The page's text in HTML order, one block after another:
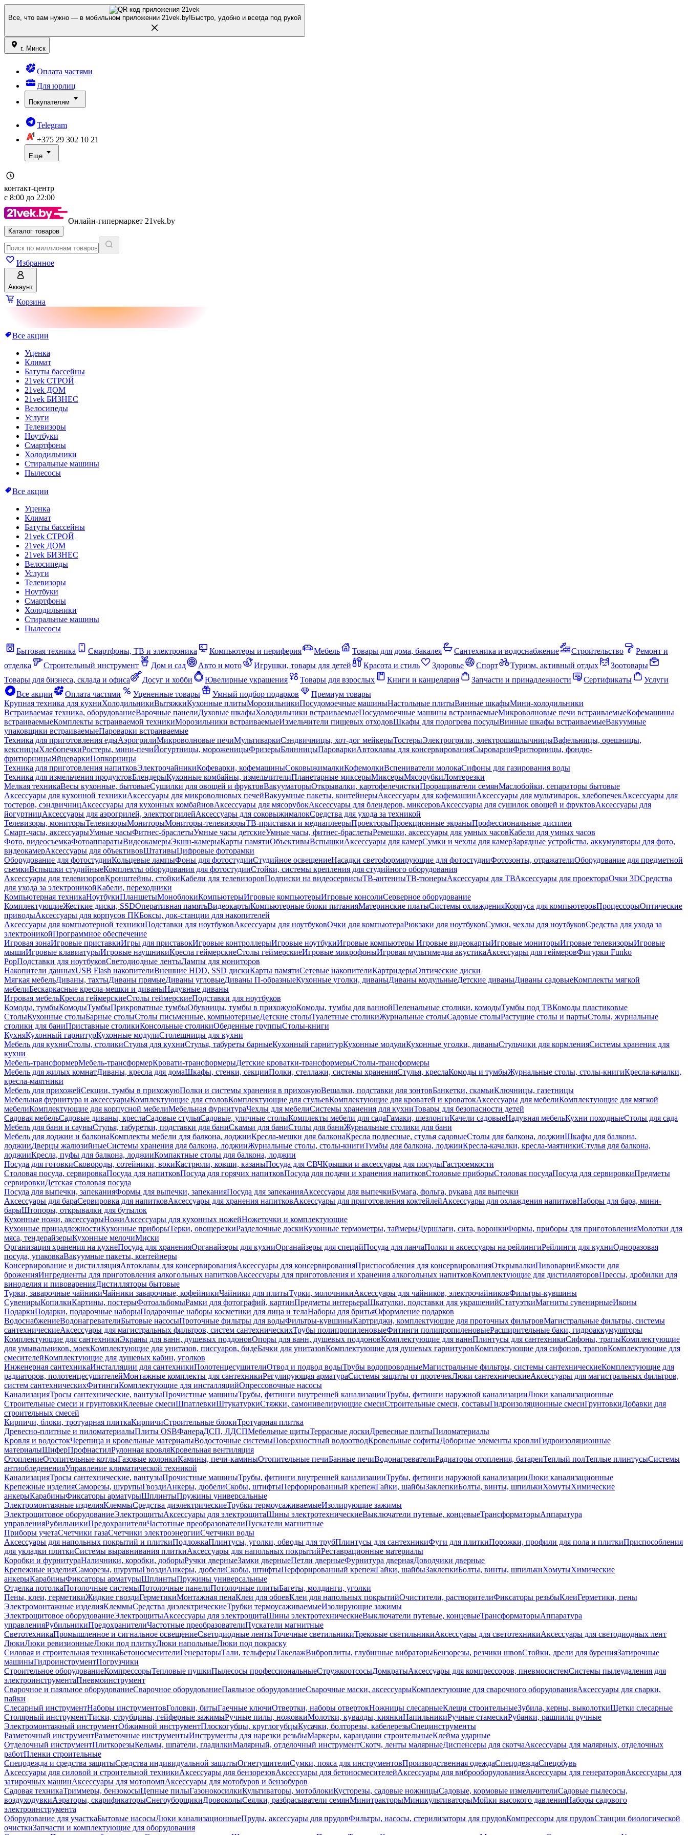
Все, что вам нужно — в мобильном приложении 21vek.by! Быстро, удобно и всегда под рукой
г. Минск
Оплата частями
Для юрлиц
Покупателям
Telegram
+375 29 302 10 21
Еще
контакт-центр
с 8:00 до 22:00
Онлайн-гипермаркет 21vek.by
Каталог товаров
Избранное
Аккаунт
Корзина
Все акции
Уценка
Климат
Батуты бассейны
21vek СТРОЙ
21vek ДОМ
21vek БИЗНЕС
Велосипеды
Услуги
Телевизоры
Ноутбуки
Смартфоны
Холодильники
Стиральные машины
Пылесосы
Все акции
Уценка
Климат
Батуты бассейны
21vek СТРОЙ
21vek ДОМ
21vek БИЗНЕС
Велосипеды
Услуги
Телевизоры
Ноутбуки
Смартфоны
Холодильники
Стиральные машины
Пылесосы
Бытовая техника Смартфоны, ТВ и электроника Компьютеры и периферия Мебель Товары для дома, бакалея Сантехника и водоснабжение Строительство
Ремонт и
отделка
Строительный инструмент Дом и сад Авто и мото Игрушки, товары для детей Красота и стиль Здоровье Спорт Туризм, активный отдых
Зоотовары
Товары для бизнеса, склада и офиса
Досуг и хобби Ювелирные украшения Товары для взрослых Книги и канцелярия Запчасти и принадлежности Сертификаты
Услуги
Все акции
Оплата частями Уцененные товары Умный подбор подарков
Премиум товары
Крупная техника для кухниХолодильникиВытяжкиКухонные плитыМорозильникиПосудомоечные машиныНастольные плитыВинные шкафыМини-холодильники
Встраиваемая техника, оборудованиеВарочные панелиДуховые шкафыХолодильники встраиваемыеПосудомоечные машины встраиваемыеМикроволновые печи встраиваемыеКофемашины
встраиваемыеКомплекты встраиваемой техникиМорозильники встраиваемыеИзмельчители пищевых отходовШкафы для подогрева посудыВинные шкафы встраиваемыеВакуумные
упаковщики встраиваемыеПароварки встраиваемые
Техника для приготовления едыАэрогрилиМикроволновые печиМультиваркиСэндвичницы, хот-дог мейкерыТостерыЭлектрогрили, электрошашлычницыВафельницы, орешницы,
кексницыХлебопечкиРостеры, мини-печиЙогуртницы, мороженицыФризерыБлинницыПароваркиАвтоклавы для консервированияСыроварниФритюрницы, фондю-
фритюрницыЯйцеваркиПопкорницы
Техника для приготовления напитковЭлектрочайникиКофеварки, кофемашиныСоковыжималкиКофемолкиВспениватели молокаСифоны для газирования воды
Техника для измельчения продуктовБлендерыКухонные комбайны, измельчителиПланетарные миксерыМиксерыМясорубкиЛомтерезки
Мелкая техникаВесы кухонные, бытовыеСушилки для овощей и фруктовВакууматорыОткрывалки, картофелечисткиПроращиватели семянМаслобойки, сепараторы бытовые
Аксессуары для кухонной техникиАксессуары для микроволновых печейВакуумные пакеты, контейнерыАксессуары для кофемашинАксессуары для мультиварок, хлебопечекАксессуары для
тостеров, сэндвичницАксессуары для кухонных комбайновАксессуары для мясорубокАксессуары для блендеров, миксеровАксессуары для сушилок овощей и фруктовАксессуары для
йогуртницАксессуары для аэрогрилей, электрогрилейАксессуары для соковыжималокСредства для ухода за техникой
Телевизоры, мониторыТелевизорыМониторыМониторы-телевизорыТВ-приставки и медиаплеерыПроекторыПроекционные экраныПрофессиональные дисплеи
Смарт-часы, аксессуарыУмные часыФитнес-браслетыУмные часы детскиеУмные часы, фитнес-браслетыРемешки, аксессуары для умных часовКабели для умных часов
Фото, видеосъемкаФотоаппаратыВидеокамерыЭкшн-камерыКарты памятиОбъективыВспышкиАксессуары для камерСумки и чехлы для камерЗарядные устройства, аккумуляторы для фото,
видеокамерАксессуары для объективовШтативыЦифровые фоторамки
Оборудование для фотостудииКольцевые лампыФоны для фотостудииСтудийное освещениеНасадки светоформирующие для фотостудииФотозонты, отражателиОборудование для предметной
съемкиВспышки студийныеКомплекты оборудования для фотостудииСтойки, системы крепления для студийного оборудования
Аксессуары для телевизоровКронштейны, стойкиКабели для телевизоровПодписки на видеосервисыТВ-антенныТВ-тюнерыАксессуары для ТВАксессуары для проектораОчки 3DСредства
для ухода за электроникойКабели, переходники
Компьютерная техникаНоутбукиПланшетыМоноблокиКомпьютерыИгровые компьютерыИгровые консолиСерверное оборудование
КомплектующиеЖесткие диски, SSDОперативная памятьВидеокартыКомпьютерные блоки питанияМатеринские платыСистемы охлажденияКорпуса для компьютеровПроцессорыОптические
приводыАксессуары для корпусов ПКБоксы, док-станции для накопителей
Аксессуары для компьютерной техникиПодставки для ноутбуковАксессуары для ноутбуковОчки для компьютераРюкзаки для ноутбуковСумки, чехлы для ноутбуковСредства для ухода за
электроникойПрограммное обеспечение
Игровая зонаИгровые приставкиИгры для приставокИгровые контроллерыИгровые ноутбукиИгровые компьютеры Игровые видеокартыИгровые мониторыИгровые телевизорыИгровые
мышиИгровые клавиатурыИгровые наушникиКресла геймерскиеСтолы геймерскиеИгровые микрофоныИгровая мультимедиа акустикаАксессуары для геймеровФигурки Funko
PopПодставки для ноутбуковСветодиодные лентыЛампы для мониторов
Накопители данныхUSB Flash накопителиВнешние HDD, SSD дискиКарты памятиСетевые накопителиКартридерыОптические диски
Мягкая мебельДиваны, тахтыДиваны прямыеДиваны угловыеДиваны П-образныеКухонные уголки, диваныДиваны модульныеДетские диваныДиваны садовыеКомплекты мягкой
мебелиБескаркасные кресла-мешки и диваныНадувные диваны
Игровая мебельКресла геймерскиеСтолы геймерскиеПодставки для ноутбуков
Комоды, тумбыКомодыТумбыПрикроватные тумбыОбувницы, тумбы в прихожуюКомоды, тумбы для ваннойПеленальные столики, комодыТумбы под ТВКомоды пластиковые
СтолыКухонные столыБарные столыСтолы письменные, компьютерныеДетские столыТуалетные столикиЖурнальные столыСадовые столыРастущие столы и партыСтолы, журнальные
столики для баниПриставные столикиКонсольные столикиОбеденные группыСтолы-книги
КухняКухонный гарнитурКухонные модулиСтолешницы для кухни
Мебель для кухниСтолы, столикиСтулья для кухниСтулья, табуреты барныеКухонный гарнитурКухонные модулиКухонные уголки, диваныСтульчики для кормленияСистемы хранения для
кухни
Мебель-трансформерМебель-трансформерКровати-трансформерыДетские кроватки-трансформерыСтолы-трансформеры
Мебель для жилых комнатДиваны, кресла для домаШкафы, стенки, секцииПолки, стеллажи, системы храненияСтулья, креслаКомоды и тумбыЖурнальные столы, столы-книгиКресла-качалки,
кресла-маятники
Мебель для прихожейСекции, тумбы в прихожуюПолки и системы хранения в прихожуюВешалки, подставки для зонтовБанкетки, скамьиКлючницы, газетницы
Мебельная фурнитура и аксессуарыКомплектующие для столовКомплектующие для стульевКомплектующие для кроватей и кроватокАксессуары для мебелиКомплектующие для мягкой
мебелиКомплектующие для корпусной мебелиМебельная фурнитураЧехлы для мебелиСистемы хранения для кухниТовары для безопасности детей
Садовая мебельСадовые диваны, креслаСадовые стульяСадовые, уличные столыКомплекты мебели для садаГамаки, шезлонгиКачели садовыеНадувная мебельКухни походныеСтолы для сада
Мебель для бани и сауныСтулья, табуретки, подставки для баниСкамьи для баниСтолы для баниЖурнальные столики для бани
Мебель для лоджии и балконаКомплекты мебели для балкона, лоджииКресла-мешки для балконаКресла подвесные, стулья садовыеСтолы для балкона, лоджииШкафы для балкона,
лоджииДверцы жалюзийныеСистемы хранения для балкона, лоджииЖурнальные столы, столы-книгиТумбы для балкона, лоджииКресла-качалки, кресла-маятникиСтулья для балкона,
лоджииКресла, пуфы для балкона, лоджииКомпактные столы для балкона, лоджии
Посуда для готовкиСковороды, сотейники, вокиКастрюли, ковши, казаныПосуда для СВЧКрышки и аксессуары для посудыГастроемкости
Столовая посуда, сервировкаПосуда для напитковПосуда для горячих напитковПосуда для подачи и хранения напитковСтоловые приборыСтоловая посудаПосуда для сервировкиПредметы
сервировкиДетская столовая посуда
Посуда для выпечки, запеканияФормы для выпечки, запеканияПосуда для запеканияАксессуары для выпечкиБумага, фольга, рукава для выпечки
Аксессуары для бараСервировка для напитковАксессуары для хранения напитковАксессуары для приготовления коктейлейАксессуары для охлаждения напитковНаборы для бара, мини-
барыШтопоры, открывалки для бутылок
Кухонные ножи, аксессуарыНожиАксессуары для кухонных ножейНожеточки и комплектующие
Кухонные принадлежностиКухонные приборыТерки, овощерезкиРазделочные доскиКухонные термометры, таймерыДуршлаги, сита, воронкиФормы, приборы для приготовленияМолотки для
мяса, тендерайзерыКухонные мелочиМиски
Организация хранения на кухнеПосуда для храненияОрганайзеры для кухниОрганайзеры для специйПосуда для ланчаПолки и аксессуары на рейлингиРейлинги для кухниОдноразовая
посуда, упаковкаВакуумные пакеты, контейнеры
Консервирование и дистилляцияАвтоклавы для консервированияАксессуары для консервированияПриспособления для консервированияОткрывалкиПивоварниЕмкости для
броженияИнгредиенты для приготовления алкогольных напитковАксессуары для приготовления и хранения алкогольных напитковКомплектующие для дистилляторовПрессы, дробилки для
виноделия и пивоваренияДистилляторы бытовые
Турки, заварочные чайникиЧайники заварочные, кофейникиЧайники для плитыТурки, молочникиАксессуары для чайников, электрочайниковФильтры-кувшины
СувенирыКопилкиКартины, постерыФотоальбомыРамки для фотографий, картинПредметы интерьераШкатулки, подставки для украшенийСтатуэткиМагниты сувенирныеИконы
ПодаркиПодарки, подарочные наборыПодарочные наборы косметики для лица и телаНаборы для бритьяОформление подарков
ВодоснабжениеВодонагревателиБытовые насосыПроточные фильтры для водыФильтры-кувшиныКартриджи, комплектующие для проточных фильтровМагистральные фильтры, системы
сантехническиеАксессуары для магистральных фильтров, систем сантехническихТрубы полипропиленовыеФитинги полипропиленовыеРасширительные баки, гидроаккумуляторы
Комплектующие для сантехникиЭкраны для ванн, душевых поддоновОпоры для ванн, душевых поддоновКомплектующие для ваннПлинтусы для сантехникиСифоны, трапыКомплектующие
для умывальников, моекКомплектующие для унитазов, писсуаров, бидеБачки для унитазовКомплектующие для душевых гарнитуровКомплектующие для сифонов, траповКомплектующие для
смесителейКомплектующие для душевых кабин, уголков
Инженерная сантехникаИнсталляции для сантехникиПолотенцесушителиОтвод и подвод водыТрубы водопроводныеМагистральные фильтры, системы сантехническиеКомплектующие для
радиаторов, полотенцесушителейМонтажные комплекты для сантехникиРегулирующая арматураСистемы защиты от протечекЛюки сантехническиеАксессуары для магистральных фильтров,
систем сантехническихФитингиКомплектующие для инсталляцийОпрессовочные насосы
КанализацияТросы сантехнические, вантузыПрочистные машиныТрубы, фитинги внутренней канализацииТрубы, фитинги наружной канализацииЛюки канализационные
Строительные смеси и грунтовкиКлеевые смесиШпатлевкиШтукатуркиСтяжки, самонивелирующие смесиСтроительные смеси, составыГидроизоляционные смесиГрунтовкиДобавки для
строительных смесей
Кирпичи, блоки, тротуарная плиткаКирпичиСтроительные блокиТротуарная плитка
Древесно-плитные и пиломатериалыПлиты OSBФанераДСП, ЛДСПМебельные щитыТеррасные доскиДревесные плитыПиломатериалы
Кровля и водостокЧерепица и кровельные материалыВодосточные системыПоверхностный водоотводКровельные софитыДоборные элементы кровлиГидроизоляционные
материалыШиферПрофнастилРулонная кровляКровельная вентиляция
ОтоплениеОтопительные котлыГазовые колонкиКамины, печи-каминыОтопительные печиБанные печиВодонагревателиРадиаторы отопления, батареиТеплый полТеплые плинтусыСистемы
антиобледененияУправление климатической техникой
КанализацияТросы сантехнические, вантузыПрочистные машиныТрубы, фитинги внутренней канализацииТрубы, фитинги наружной канализацииЛюки канализационные
Крепежные изделияСаморезы, шурупыГвоздиАнкеры, дюбелиСкобы, штифтыПерфорированный крепежГайки, шайбыЗаклепкиБолты, винты, шпилькиХомутыХимические
анкерыКарабиныФиксаторы арматурыШплинтыПружины универсальные
Электромонтажные изделияКлеммыСредства диэлектрическиеТрубки термоусаживаемыеИзолирующие зажимы
Электрощитовое оборудованиеЭлектрощитыАксессуары для электрощитаШины электротехническиеВыключатели путевые, концевыеТрансформаторыАппаратура
управленияРубильникиПредохранителиЧастотные преобразователиПускатели магнитные
Приборы учетаСчетчики газаСчетчики электроэнергииСчетчики воды
Аксессуары для напольных покрытий и плиткиПодложкаПлинтусы, уголки, обводы для трубПлинтусы для сантехникиФуги для плиткиПорожки, профили для пола и плиткиПриспособления
для укладки плиткиСистемы выравнивания плиткиАксессуары для напольных покрытийРеставрационные материалы
Коробки и фурнитураНаличники, коробки, доборыРучки дверныеЗамки дверныеПетли дверныеФурнитура двернаяДоводчики дверные
Крепежные изделияСаморезы, шурупыГвоздиАнкеры, дюбелиСкобы, штифтыПерфорированный крепежГайки, шайбыЗаклепкиБолты, винты, шпилькиХомутыХимические
анкерыКарабиныФиксаторы арматурыШплинтыПружины универсальные
Отделка потолкаПотолочные системыПотолочные панелиПотолочные плитыБагеты, молдинги, уголки
Пены, клеи, герметикиЖидкие гвоздиГерметикиМонтажная пенаКлеи для обоевКлеи для напольных покрытийОчистители, растворителиФиксаторы резьбыКлеиГерметики, пены
Электромонтажные изделияКлеммыСредства диэлектрическиеТрубки термоусаживаемыеИзолирующие зажимы
Электрощитовое оборудованиеЭлектрощитыАксессуары для электрощитаШины электротехническиеВыключатели путевые, концевыеТрансформаторыАппаратура
управленияРубильникиПредохранителиЧастотные преобразователиПускатели магнитные
СветотехникаПромышленное и сигнальное освещениеСветодиодные лентыТочечные светильникиТрековые светильникиАксессуары для светотехникиАксессуары для светодиодных лент
ЛюкиЛюки ревизионныеЛюки под плиткуЛюки напольныеЛюки под покраску
Силовая и строительная техникаБетоносмесителиГенераторыТали, тельферыТакелажВиброплиты, глубинные вибраторыБензорезы, резчики швовСтойки, дрели для буренияЗатирочные
машиныГидроинструментПогрузчики
Строительное оборудованиеКомпрессорыТепловые пушкиПылесосы профессиональныеСтружкоотсосыДомкратыАксессуары для компрессоров, пневмосистемСистемы пылеудаления для
электроинструментаПневмоинструмент
Сварочное и паяльное оборудованиеСварочное оборудованиеПаяльное оборудованиеСварочные маски, аксессуарыКомплектующие для сварочного оборудованияАксессуары для сварки,
пайки
Слесарный инструментНаборы инструментовГоловки, битыГаечные ключиОтвертки, наборы отвертокНожницы слесарныеКлещи строительныеЗубила, керны, выколоткиЩетки слесарные
Столярный инструментТиски, струбцины, гейферные зажимыРучные пилы, ножовкиМолотки, кувалды, киянкиНапильникиРучные стамескиРубанки, рашпили ручные
Электромонтажный инструментОбжимной инструментПлоскогубцы, круглогубцыКусачки, болторезы, кабелерезыСпецинструменты
Разметочный инструментРазметочные инструментыИнструменты для нарезки резьбыМаркеры, карандаши строительныеКлейма ударные
Отделочный инструментПлиткорезыКельмы, шпатели, гладилкиМалярный, отделочный инструментСкотч, ленты малярныеДиспенсеры для скотчаАксессуары для малярных, отделочных
работПленки строительные
Спецодежда и средства защитыСредства индивидуальной защитыОгнетушителиСумки, пояса для инструментовПроизводственная одеждаСпецодеждаСпецобувь
Аксессуары для силовой и строительной техникиАксессуары для бензорезовАксессуары для бетоносмесителейАксессуары для виброоборудованияАксессуары для генераторовАксессуары для
затирочных машинАксессуары для мотопомпАксессуары для мотобуров и бензобуров
Садовая техникаТриммеры, бензокосыЦепные пилыГазонокосилкиКультиваторы, мотоблокиКусторезы, садовые ножницыСадовые, кормовые измельчителиСадовые пылесосы,
воздуходувкиАэраторы, скарификаторыСнегоуборщикиДровоколыСеялки, разбрасыватели семянМинитракторыМиникультиваторыМойки высокого давленияНаборы садового
электроинструмента
Оборудование для участкаБытовые насосыЛюки канализационныеПруды, аксессуары для прудовФильтры, насосы, стерилизаторы для прудовКомпрессоры для прудовСтанции биологической
очисткиЗапчасти и комплектующие для оборудования